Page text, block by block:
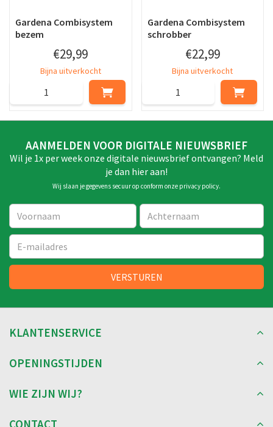
Gardena Combisystem
bezem
€29,99
Bijna uitverkocht
Gardena Combisystem
schrobber
€22,99
Bijna uitverkocht
AANMELDEN VOOR DIGITALE NIEUWSBRIEF
Wil je 1x per week onze digitale nieuwsbrief ontvangen? Meld
je dan hier aan!
Wij slaan je gegevens secuur op conform onze privacy policy.
KLANTENSERVICE
OPENINGSTIJDEN
WIE ZIJN WIJ?
CONTACT